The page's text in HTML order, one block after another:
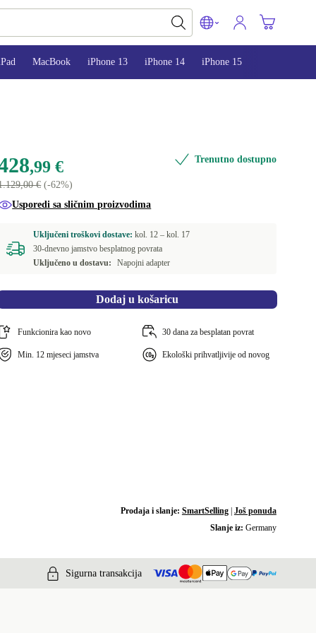
MacBook iPhone 13 iPhone 14 iPhone 15
,99 €
€(-62%)
Trenutno dostupno
Usporedi sa sličnim proizvodima
Uključeni troškovi dostave:kol. 12 –kol. 17
30-dnevno jamstvo besplatnog povrata
Uključeno u dostavu:
Napojni adapter
Dodaj u košaricu
Funkcionira kao novo 30 dana za besplatan povrat
Min. 12 mjeseci jamstva Ekološki prihvatljivije od novog
Prodaja i slanje: SmartSelling| Još ponuda
Slanje iz: Germany
Sigurna transakcija